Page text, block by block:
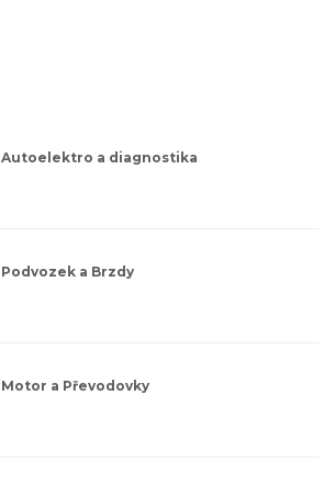
Autoelektro a diagnostika
Podvozek a Brzdy
Motor a Převodovky